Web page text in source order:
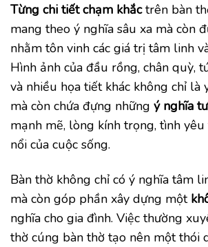
Từng chi tiết chạm khắctrên bàn
mang theo ý nghĩa sâu xa mà còn
nhằm tôn vinh các giá trị tâm linh
Hình ảnh của đầu rồng, chân quỳ,
và nhiều họa tiết khác không chỉ
mà còn chứa đựng những ý nghĩa
mạnh mẽ, lòng kính trọng, tình yêu
nổi của cuộc sống.
Bàn thờ không chỉ có ý nghĩa tâm
mà còn góp phần xây dựng một
nghĩa cho gia đình. Việc thường
thờ cúng bàn thờ tạo nên một thói